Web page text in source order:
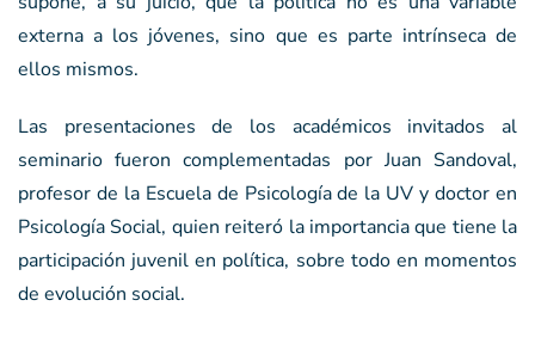
externa a los jóvenes, sino que es parte intrínseca de
ellos mismos.
Las presentaciones de los académicos invitados al
seminario fueron complementadas por Juan Sandoval,
profesor de la Escuela de Psicología de la UV y doctor en
Psicología Social, quien reiteró la importancia que tiene la
participación juvenil en política, sobre todo en momentos
de evolución social.